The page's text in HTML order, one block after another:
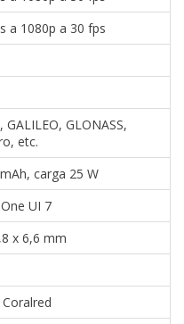
a 1080p a 30 fps
GALILEO, GLONASS,
etc.
carga 25 W
UI 7
x 6,6 mm